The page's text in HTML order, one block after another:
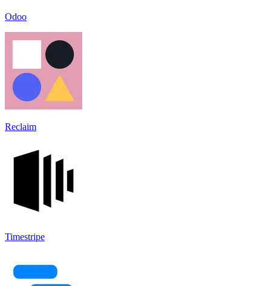
Odoo
Reclaim
Timestripe